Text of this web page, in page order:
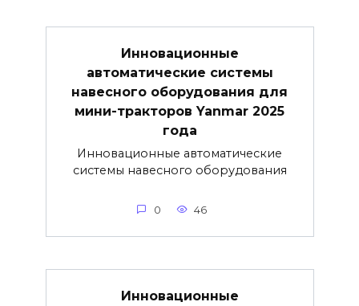
Инновационные
автоматические системы
навесного оборудования для
мини-тракторов Yanmar 2025
года
Инновационные автоматические
системы навесного оборудования
0 46
Инновационные